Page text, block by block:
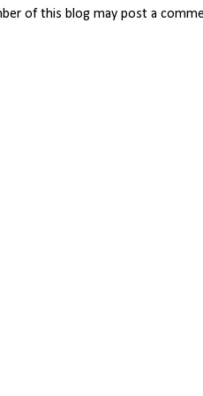
of this blog may post a